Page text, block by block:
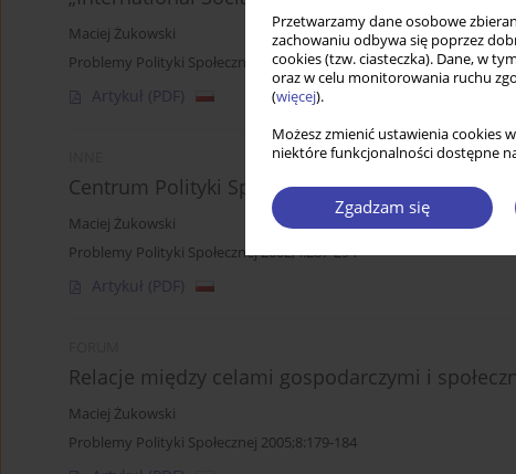
Przetwarzamy dane osobowe
zachowaniu odbywa się poprzez
cookies (tzw. ciasteczka). Dane, w
oraz w celu monitorowania ruchu
(więcej).
Możesz zmienić ustawienia cookies
niektóre funkcjonalności dostępne
Zgadzam się
Maciej Żukowski
Problemy Polityki Społecznej 1999;1:218-223
Artykuł (PDF)
Centrum Polityki Społecznej (Zentrum für
Maciej Żukowski
Problemy Polityki Społecznej 2002;4:287-294
Artykuł (PDF)
Relacje między celami gospodarczymi i
Maciej Żukowski
Problemy Polityki Społecznej 2005;8:179-184